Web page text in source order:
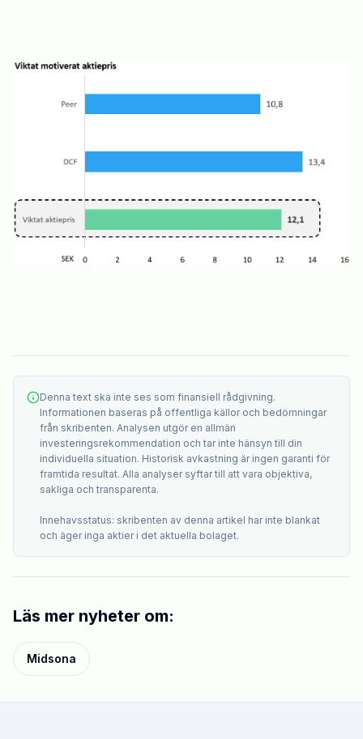
Denna text ska inte ses som finansiell rådgivning.
Informationen baseras på offentliga källor och bedömningar
från skribenten. Analysen utgör en allmän
investeringsrekommendation och tar inte hänsyn till din
individuella situation. Historisk avkastning är ingen garanti för
framtida resultat. Alla analyser syftar till att vara objektiva,
sakliga och transparenta.
Innehavsstatus: skribenten av denna artikel har inte blankat
och äger inga aktier i det aktuella bolaget.
Läs mer nyheter om:
Midsona